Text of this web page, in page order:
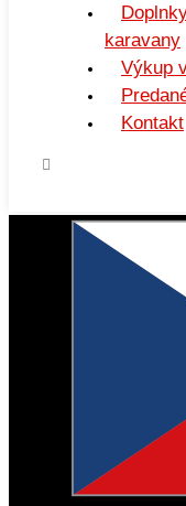
karavany
Výkup
Kontakt